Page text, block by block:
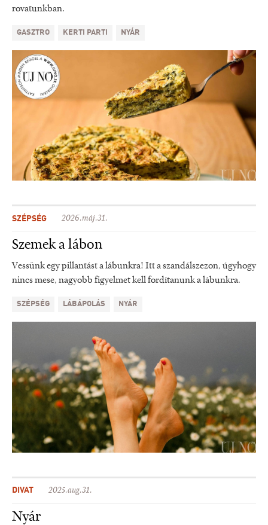
rovatunkban.
GASZTRO KERTI PARTI NYÁR
SZÉPSÉG 2026.máj.31.
Szemek a lábon
Vessünk egy pillantást a lábunkra! Itt a szandálszezon, úgyhogy
nincs mese, nagyobb figyelmet kell fordítanunk a lábunkra.
SZÉPSÉG LÁBÁPOLÁS NYÁR
DIVAT 2025.aug.31.
Nyár